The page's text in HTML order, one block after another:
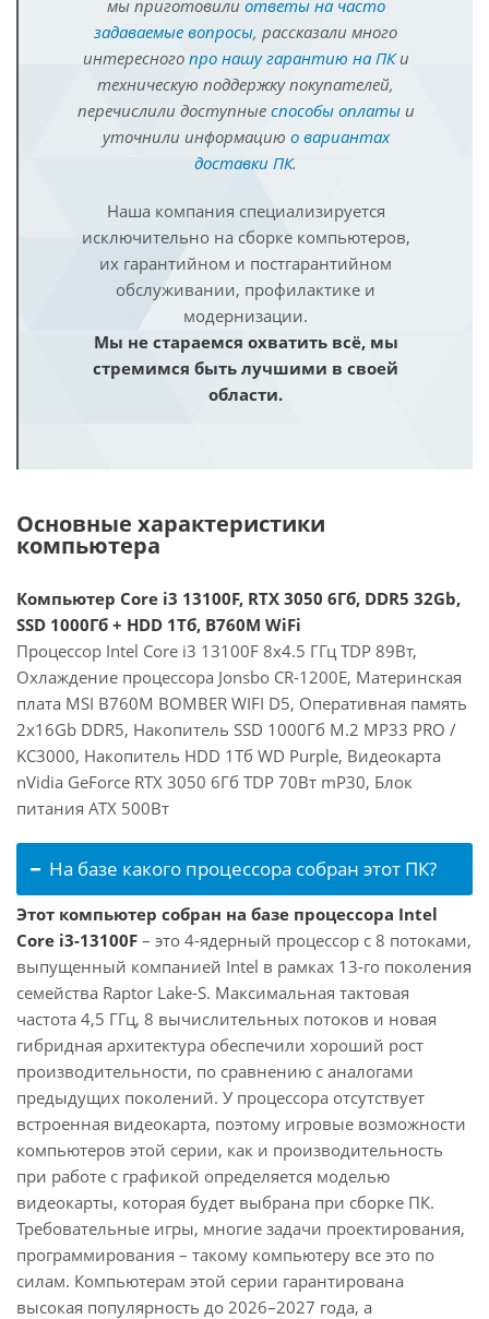
мы приготовили ответы на часто
задаваемые вопросы, рассказали много
интересного про нашу гарантию на ПКи
техническую поддержку покупателей,
перечислили доступные способы оплатыи
уточнили информацию о вариантах
доставки ПК.
Наша компания специализируется
исключительно на сборке компьютеров,
их гарантийном и постгарантийном
обслуживании, профилактике и
модернизации.
Мы не стараемся охватить всё, мы
стремимся быть лучшими в своей
области.
Основные характеристики
компьютера
Компьютер Core i3 13100F, RTX 3050 6Гб, DDR5 32Gb,
SSD 1000Гб + HDD 1Тб, B760M WiFi
Процессор Intel Core i3 13100F 8x4.5 ГГц TDP 89Вт,
Охлаждение процессора Jonsbo CR-1200E, Материнская
плата MSI B760M BOMBER WIFI D5, Оперативная память
2x16Gb DDR5, Накопитель SSD 1000Гб M.2 MP33 PRO /
KC3000, Накопитель HDD 1Тб WD Purple, Видеокарта
nVidia GeForce RTX 3050 6Гб TDP 70Вт mP30, Блок
питания ATX 500Вт
На базе какого процессора собран этот ПК?
Этот компьютер собран на базе процессора Intel
Core i3-13100F – это 4-ядерный процессор с 8 потоками,
выпущенный компанией Intel в рамках 13-го поколения
семейства Raptor Lake-S. Максимальная тактовая
частота 4,5 ГГц, 8 вычислительных потоков и новая
гибридная архитектура обеспечили хороший рост
производительности, по сравнению с аналогами
предыдущих поколений. У процессора отсутствует
встроенная видеокарта, поэтому игровые возможности
компьютеров этой серии, как и производительность
при работе с графикой определяется моделью
видеокарты, которая будет выбрана при сборке ПК.
Требовательные игры, многие задачи проектирования,
программирования – такому компьютеру все это по
силам. Компьютерам этой серии гарантирована
высокая популярность до 2026–2027 года, а